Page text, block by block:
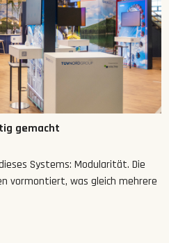
gemacht
Systems: Modularität. Die
vormontiert, was gleich mehrere